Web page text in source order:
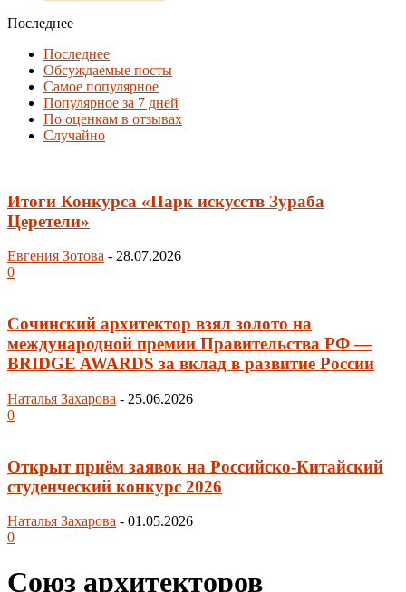
Последнее
Последнее
Обсуждаемые посты
Самое популярное
Популярное за 7 дней
По оценкам в отзывах
Случайно
Итоги Конкурса «Парк искусств Зураба
Церетели»
Евгения Зотова - 28.07.2026
0
Сочинский архитектор взял золото на
международной премии Правительства РФ —
BRIDGE AWARDS за вклад в развитие России
Наталья Захарова - 25.06.2026
0
Открыт приём заявок на Российско-Китайский
студенческий конкурс 2026
Наталья Захарова - 01.05.2026
0
Союз архитекторов